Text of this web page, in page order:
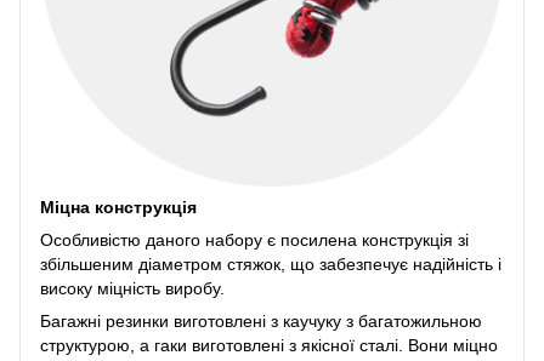
Міцна конструкція
Особливістю даного набору є посилена конструкція зі
збільшеним діаметром стяжок, що забезпечує надійність і
високу міцність виробу.
Багажні резинки виготовлені з каучуку з багатожильною
структурою, а гаки виготовлені з якісної сталі. Вони міцно